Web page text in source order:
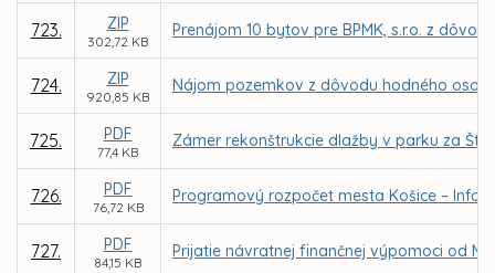
723. ZIP
302,72 KB
Prenájom 10 bytov pre BPMK, s.r.o. z
724. ZIP
920,85 KB
Nájom pozemkov z dôvodu hodného
725. PDF
77,4 KB
Zámer rekonštrukcie dlažby v parku za
726. PDF
76,72 KB
Programový rozpočet mesta Košice –
727. PDF
84,15 KB
Prijatie návratnej finančnej výpomoci od